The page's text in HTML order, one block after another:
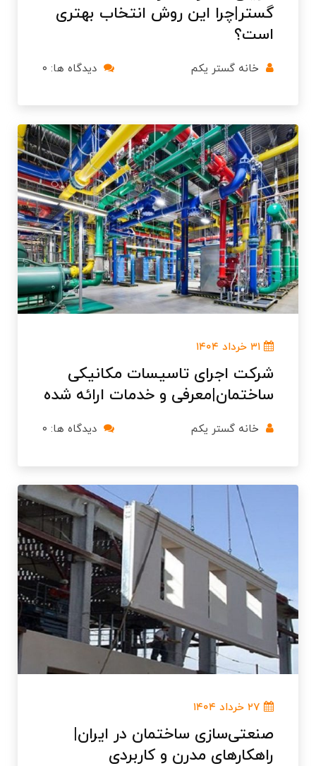
گستر|چرا این روش انتخاب بهتری
است؟
خانه گستر یکم دیدگاه ها: ۰
۳۱ خرداد ۱۴۰۴
شرکت اجرای تاسیسات مکانیکی
ساختمان|معرفی و خدمات ارائه شده
خانه گستر یکم دیدگاه ها: ۰
۲۷ خرداد ۱۴۰۴
صنعتی‌سازی ساختمان در ایران|
راهکارهای مدرن و کاربردی